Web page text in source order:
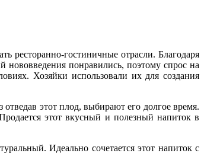
ресторанно-гостиничные отрасли. Благодаря
понравились, поэтому спрос на
Хозяйки использовали их для создания
этот плод, выбирают его долгое время.
этот вкусный и полезный напиток в
Идеально сочетается этот напиток с